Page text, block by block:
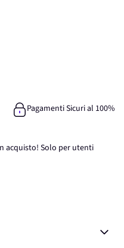
Pagamenti Sicuri al 100%
acquisto! Solo per utenti